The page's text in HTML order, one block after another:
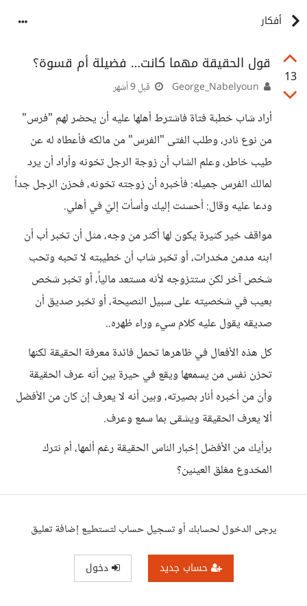
أفكار
13
قول الحقيقة مهما كانت… فضيلة أم قسوة؟
قبل 9 أشهر
أراد شاب خطبة فتاة فاشترط أهلها عليه أن يحضر لهم "فرس"
من نوع نادر، وطلب الفتى "الفرس" من مالكه فأعطاه له عن
طيب خاطر، وعلم الشاب أن زوجة الرجل تخونه وأراد أن يرد
لمالك الفرس جميله: فأخبره أن زوجته تخونه، فحزن الرجل جداً
ودعا عليه وقال: أحسنت إليك وأسأت إليّ في أهلي.
مواقف خير كثيرة يكون لها أكثر من وجه، مثل أن تخبر أب أن
ابنه مدمن مخدرات، أو تخبر شاب أن خطيبته لا تحبه وتحب
شخص آخر لكن ستتزوجه لأنه مستعد مالياً، أو تخبر شخص
بعيب في شخصيته على سبيل النصيحة، أو تخبر صديق أن
صديقه يقول عليه كلام سيء وراء ظهره..
كل هذه الأفعال في ظاهرها تحمل فائدة معرفة الحقيقة لكنها
تحزن نفس من يسمعها ويقع في حيرة بين أنه عرف الحقيقة
وأن من أخبره أنار بصيرته، وبين أنه لا يعرف إن كان من الأفضل
ألا يعرف الحقيقة ويشقى بما سمع وعرف.
برأيك من الأفضل إخبار الناس الحقيقة رغم ألمها، أم نترك
المخدوع مغلق العينين؟
يرجى الدخول لحسابك أو تسجيل حساب لتستطيع إضافة تعليق
حساب جديد دخول